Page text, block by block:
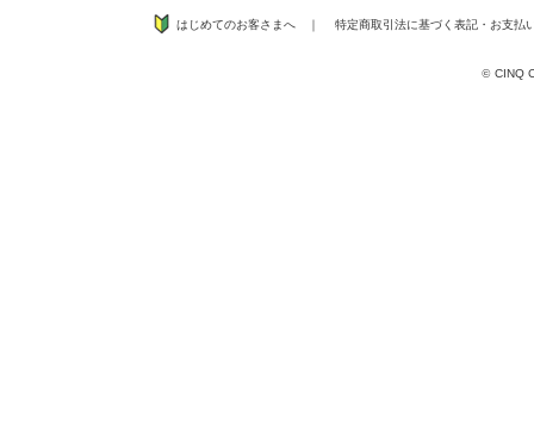
はじめてのお客さまへ ｜ 特定商取引法に基づく表記 ・ お支払
© CINQ